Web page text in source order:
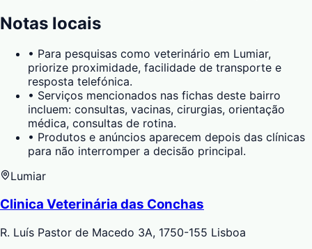
Notas locais
• Para pesquisas como veterinário em Lumiar,
priorize proximidade, facilidade de transporte e
resposta telefónica.
• Serviços mencionados nas fichas deste bairro
incluem: consultas, vacinas, cirurgias, orientação
médica, consultas de rotina.
• Produtos e anúncios aparecem depois das clínicas
para não interromper a decisão principal.
Lumiar
Clinica Veterinária das Conchas
R. Luís Pastor de Macedo 3A, 1750-155 Lisboa